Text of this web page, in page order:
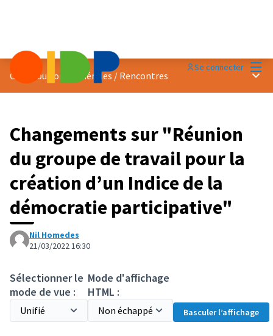
Se connecter
Contributions générales / Rencontres
Changements sur "Réunion
du groupe de travail pour la
création d’un Indice de la
démocratie participative"
Nil Homedes
21/03/2022 16:30
Sélectionner le
mode de vue :
Mode d'affichage
HTML :
Basculer l’affichage